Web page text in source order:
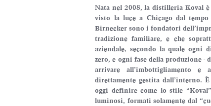
Nata nel 2008, la distilleria Koval
visto la luce a Chicago dal
Birnecker sono i fondatori
tradizione familiare, e che
aziendale, secondo la quale ogni
zero, e ogni fase della produzione -
arrivare all’imbottigliamento e
direttamente gestita dall’interno.
oggi definire come lo stile
luminosi, formati solamente dal